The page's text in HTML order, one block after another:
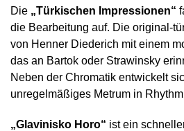
Die „Türkischen Impressionen“
die Bearbeitung auf. Die original-
von Henner Diederich mit einem
das an Bartok oder Strawinsky
Neben der Chromatik entwickelt
unregelmäßiges Metrum in
„Glavinisko Horo“ ist ein